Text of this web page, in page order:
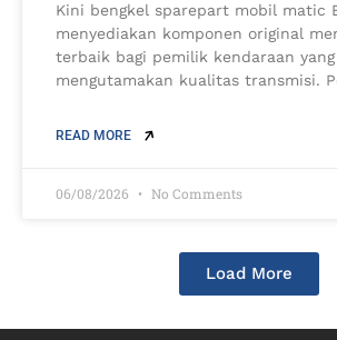
Kini bengkel sparepart mobil matic
menyediakan komponen original
terbaik bagi pemilik kendaraan yang
mengutamakan kualitas transmisi.
READ MORE
06/08/2026 No Comments
Load More